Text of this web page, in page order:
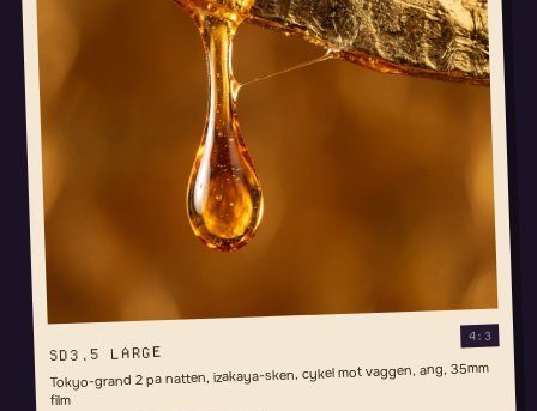
SD3.5 LARGE
4:3
Tokyo-grand 2 pa natten, izakaya-sken, cykel mot vaggen, ang, 35mm
film